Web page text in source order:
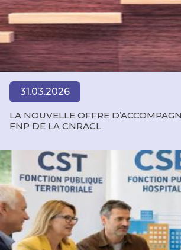
LA NOUVELLE OFFRE
FNP DE LA CNRACL
31.03.2026